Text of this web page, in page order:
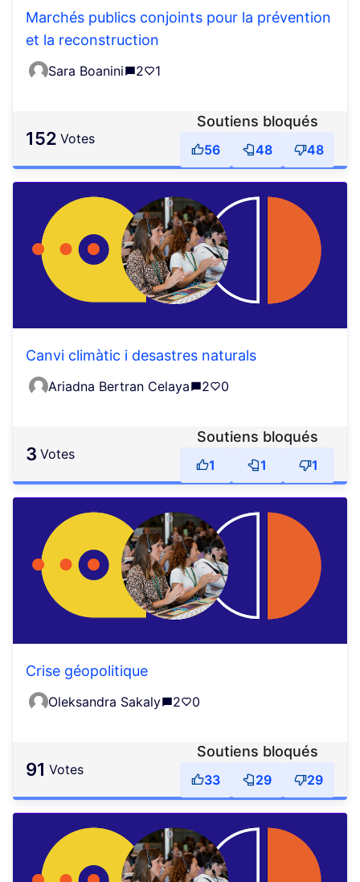
Marchés publics conjoints pour la prévention
et la reconstruction
Sara Boanini 2 1
152 votes
Soutiens bloqués
56 48 48
Canvi climàtic i desastres naturals
Ariadna Bertran Celaya 2 0
3 votes
Soutiens bloqués
1 1 1
Crise géopolitique
Oleksandra Sakaly 2 0
91 votes
Soutiens bloqués
33 29 29